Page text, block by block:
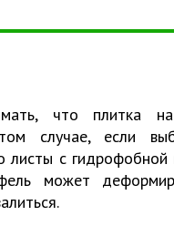
что плитка
случае, если
листы с
может